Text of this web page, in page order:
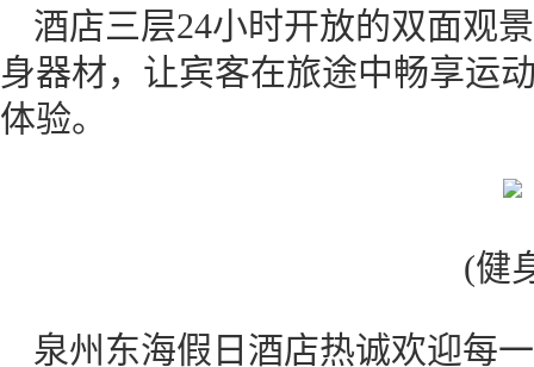
酒店三层24小时开放的双面观
身器材，让宾客在旅途中畅享运
体验。
(健
泉州东海假日酒店热诚欢迎每